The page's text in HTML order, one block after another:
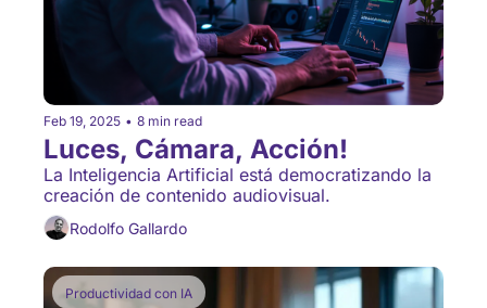
Feb 19, 2025 • 8 min read
Luces, Cámara, Acción!
La Inteligencia Artificial está democratizando la
creación de contenido audiovisual.
Rodolfo Gallardo
Productividad con IA